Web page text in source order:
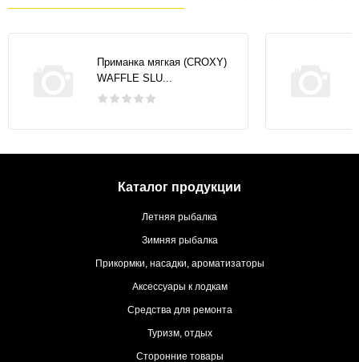
Приманка мягкая (CROXY)
WAFFLE SLU...
Каталог продукции
Летняя рыбалка
Зимняя рыбалка
Прикормки, насадки, ароматизаторы
Аксессуары к лодкам
Средства для ремонта
Туризм, отдых
Сторонние товары